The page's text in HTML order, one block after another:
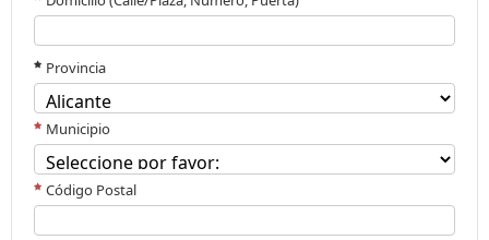
Provincia
Municipio
Código Postal